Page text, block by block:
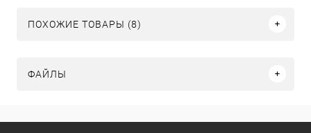
ПОХОЖИЕ ТОВАРЫ (8)
ФАЙЛЫ